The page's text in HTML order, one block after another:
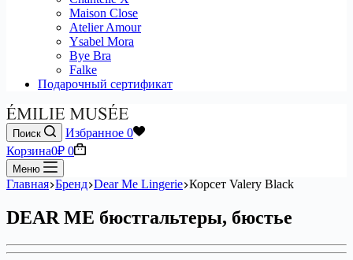
Maison Close
Atelier Amour
Ysabel Mora
Bye Bra
Falke
Подарочный сертификат
Поиск Избранное 0
Корзина0₽ 0
Меню
Главная Бренд Dear Me Lingerie Корсет Valery Black
DEAR ME бюстгальтеры, бюстье